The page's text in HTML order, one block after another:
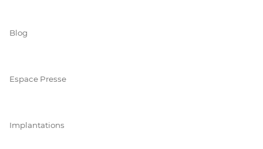
Blog
Espace Presse
Implantations